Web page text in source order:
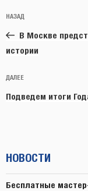
по
записям
Предыдущая
запись:
НАЗАД
В Москве
истории
Следующая
запись
ДАЛЕЕ
Подведем итоги
НОВОСТИ
Бесплатные